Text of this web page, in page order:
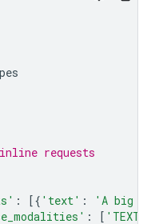
requests
: [{ 'text' :
'A big
: [ 'TEXT'